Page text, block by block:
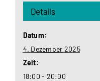
Details
Datum:
4. Dezember 2025
Zeit:
18:00 - 20:00